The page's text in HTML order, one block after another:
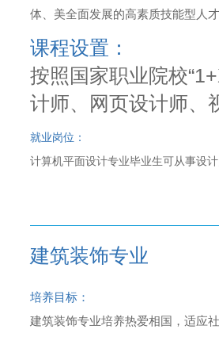
体、美全面发展的高素质技能型人才
课程设置：
按照国家职业院校
计师、网页设计师、
就业岗位：
计算机平面设计专业毕业生可从事设
建筑装饰专业
培养目标：
建筑装饰专业培养热爱相国，适应